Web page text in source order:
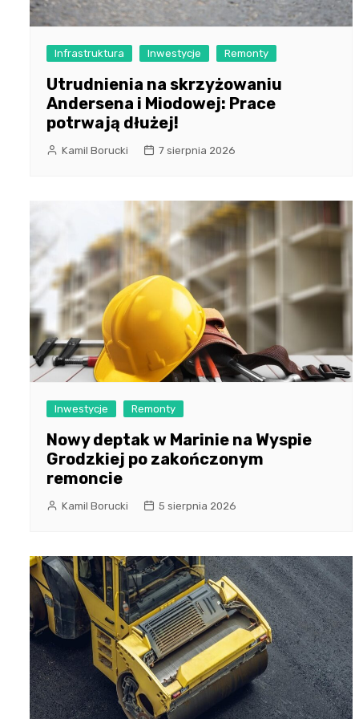
Infrastruktura Inwestycje Remonty
Utrudnienia na skrzyżowaniu
Andersena i Miodowej: Prace
potrwają dłużej!
Kamil Borucki 7 sierpnia 2026
Inwestycje Remonty
Nowy deptak w Marinie na Wyspie
Grodzkiej po zakończonym
remoncie
Kamil Borucki 5 sierpnia 2026